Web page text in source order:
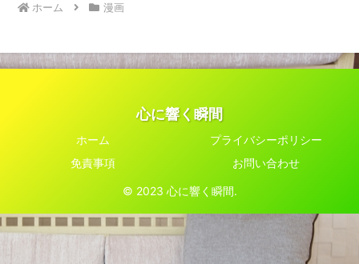
ホーム 漫画
心に響く瞬間
ホーム
プライバシーポリシー
免責事項
お問い合わせ
© 2023 心に響く瞬間.